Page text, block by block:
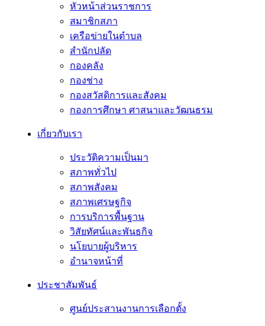
หัวหน้าส่วนราชการ
สมาชิกสภา
เครือข่ายในตำบล
สำนักปลัด
กองคลัง
กองช่าง
กองสวัสดิการและสังคม
กองการศึกษา ศาสนาและวัฒนธรม
เกี่ยวกับเรา
ประวัติความเป็นมา
สภาพทั่วไป
สภาพสังคม
สภาพเศรษฐกิจ
การบริการพื้นฐาน
วิสัยทัศน์และพันธกิจ
นโยบายผู้บริหาร
อํานาจหน้าที่
ประชาสัมพันธ์
ศูนย์ประสานงานการเลือกตั้ง